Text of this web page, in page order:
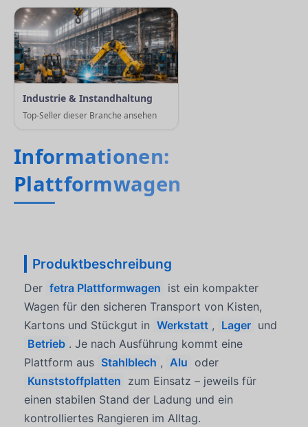
Industrie & Instandhaltung
Top-Seller dieser Branche ansehen
Informationen:
Plattformwagen
Produktbeschreibung
Der fetra Plattformwagen ist ein kompakter
Wagen für den sicheren Transport von Kisten,
Kartons und Stückgut in Werkstatt , Lager und
Betrieb . Je nach Ausführung kommt eine
Plattform aus Stahlblech , Alu oder
Kunststoffplatten zum Einsatz – jeweils für
einen stabilen Stand der Ladung und ein
kontrolliertes Rangieren im Alltag.